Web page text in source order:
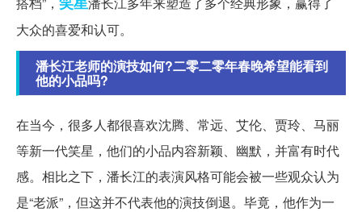
大众的喜爱和认可。
潘长江老师的演技如何?二零二零年春晚希望能看到
他的小品吗?
在当今，很多人都很喜欢沈腾、常远、艾伦、贾玲、马丽
等新一代笑星，他们的小品内容新颖、幽默，并富有时代
感。相比之下，潘长江的表演风格可能会被一些观众认为
是“老派”，但这并不代表他的演技倒退。毕竟，他作为一